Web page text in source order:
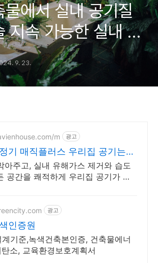
물에서 실내 공기질
지속 가능한 실내 환
9. 23.
m 광고
기 매직플러스 우리집 공기는
아주고, 실내 유해가스 제거와 습도
공간을 쾌적하게 우리집 공기가 다
광고
인증원
기준,녹색건축본인증, 건축물에너
소, 교육환경보호계획서